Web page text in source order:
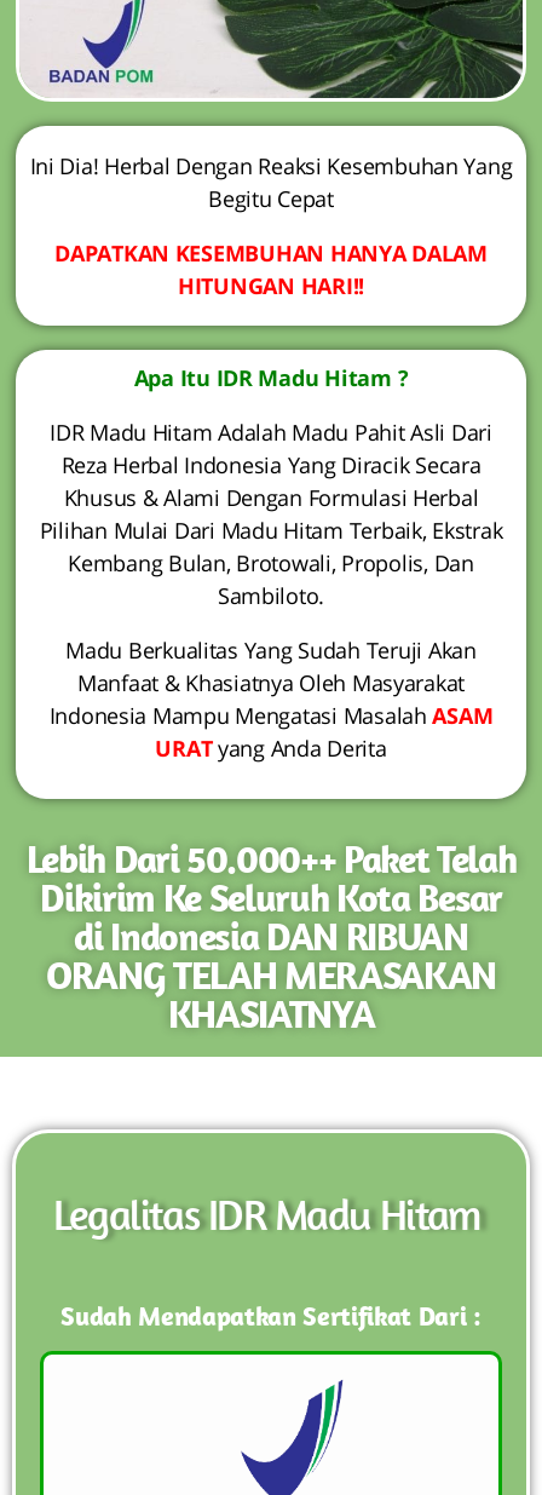
Ini Dia! Herbal Dengan Reaksi Kesembuhan Yang
Begitu Cepat
DAPATKAN KESEMBUHAN HANYA DALAM
HITUNGAN HARI!!
Apa Itu IDR Madu Hitam ?
IDR Madu Hitam Adalah Madu Pahit Asli Dari
Reza Herbal Indonesia Yang Diracik Secara
Khusus & Alami Dengan Formulasi Herbal
Pilihan Mulai Dari Madu Hitam Terbaik, Ekstrak
Kembang Bulan, Brotowali, Propolis, Dan
Sambiloto.
Madu Berkualitas Yang Sudah Teruji Akan
Manfaat & Khasiatnya Oleh Masyarakat
Indonesia Mampu Mengatasi MasalahASAM
URATyang Anda Derita
Lebih Dari 50.000++ Paket Telah
Dikirim Ke Seluruh Kota Besar
di Indonesia DAN RIBUAN
ORANG TELAH MERASAKAN
KHASIATNYA
Legalitas IDR Madu Hitam
Sudah Mendapatkan Sertifikat Dari :